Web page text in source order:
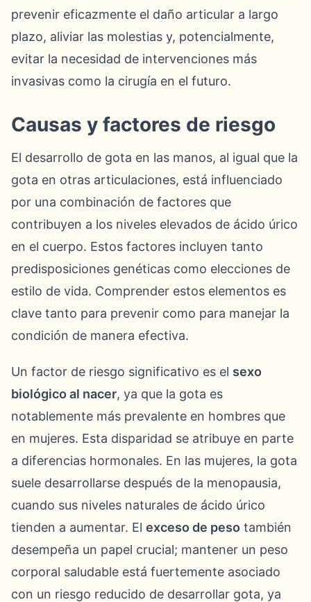
prevenir eficazmente el daño articular a largo
plazo, aliviar las molestias y, potencialmente,
evitar la necesidad de intervenciones más
invasivas como la cirugía en el futuro.
Causas y factores de riesgo
El desarrollo de gota en las manos, al igual que la
gota en otras articulaciones, está influenciado
por una combinación de factores que
contribuyen a los niveles elevados de ácido úrico
en el cuerpo. Estos factores incluyen tanto
predisposiciones genéticas como elecciones de
estilo de vida. Comprender estos elementos es
clave tanto para prevenir como para manejar la
condición de manera efectiva.
Un factor de riesgo significativo es el sexo
biológico al nacer, ya que la gota es
notablemente más prevalente en hombres que
en mujeres. Esta disparidad se atribuye en parte
a diferencias hormonales. En las mujeres, la gota
suele desarrollarse después de la menopausia,
cuando sus niveles naturales de ácido úrico
tienden a aumentar. El exceso de peso también
desempeña un papel crucial; mantener un peso
corporal saludable está fuertemente asociado
con un riesgo reducido de desarrollar gota, ya